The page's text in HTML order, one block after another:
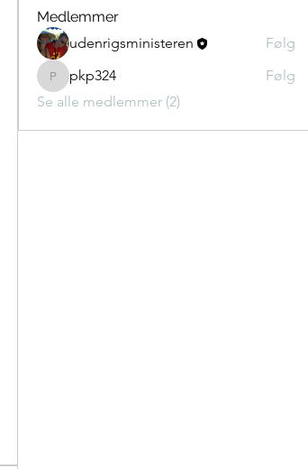
Medlemmer
udenrigsministeren
Følg
pkp324
pkp324
Følg
Se alle medlemmer (2)